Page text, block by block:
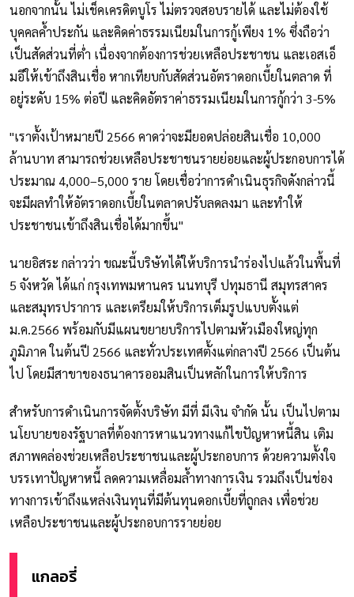
นอกจากนั้น ไม่เช็คเครดิตบูโร ไม่ตรวจสอบรายได้ และไม่ต้องใช้
บุคคลค้ำประกัน และคิดค่าธรรมเนียมในการกู้เพียง 1% ซึ่งถือว่า
เป็นสัดส่วนที่ต่ำ เนื่องจากต้องการช่วยเหลือประชาชน และเอสเอ็
มอีให้เข้าถึงสินเชื่อ หากเทียบกับสัดส่วนอัตราดอกเบี้ยในตลาด ที่
อยู่ระดับ 15% ต่อปี และคิดอัตราค่าธรรมเนียมในการกู้กว่า 3-5%
"เราตั้งเป้าหมายปี 2566 คาดว่าจะมียอดปล่อยสินเชื่อ 10,000
ล้านบาท สามารถช่วยเหลือประชาชนรายย่อยและผู้ประกอบการได้
ประมาณ 4,000–5,000 ราย โดยเชื่อว่าการดำเนินธุรกิจดังกล่าวนี้
จะมีผลทำให้อัตราดอกเบี้ยในตลาดปรับลดลงมา และทำให้
ประชาชนเข้าถึงสินเชื่อได้มากขึ้น"
นายอิสระ กล่าวว่า ขณะนี้บริษัทได้ให้บริการนำร่องไปแล้วในพื้นที่
5 จังหวัด ได้แก่ กรุงเทพมหานคร นนทบุรี ปทุมธานี สมุทรสาคร
และสมุทรปราการ และเตรียมให้บริการเต็มรูปแบบตั้งแต่
ม.ค.2566 พร้อมกับมีแผนขยายบริการไปตามหัวเมืองใหญ่ทุก
ภูมิภาค ในต้นปี 2566 และทั่วประเทศตั้งแต่กลางปี 2566 เป็นต้น
ไป โดยมีสาขาของธนาคารออมสินเป็นหลักในการให้บริการ
สำหรับการดำเนินการจัดตั้งบริษัท มีที่ มีเงิน จำกัด นั้น เป็นไปตาม
นโยบายของรัฐบาลที่ต้องการหาแนวทางแก้ไขปัญหาหนี้สิน เติม
สภาพคล่องช่วยเหลือประชาชนและผู้ประกอบการ ด้วยความตั้งใจ
บรรเทาปัญหาหนี้ ลดความเหลื่อมล้ำทางการเงิน รวมถึงเป็นช่อง
ทางการเข้าถึงแหล่งเงินทุนที่มีต้นทุนดอกเบี้ยที่ถูกลง เพื่อช่วย
เหลือประชาชนและผู้ประกอบการรายย่อย
แกลอรี่